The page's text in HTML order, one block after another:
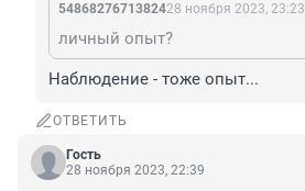
5486827671382428 ноября 2023, 23:23
личный опыт?
Наблюдение - тоже опыт...
ОТВЕТИТЬ
Гость
28 ноября 2023, 22:39